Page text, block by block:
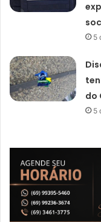
5
do
5